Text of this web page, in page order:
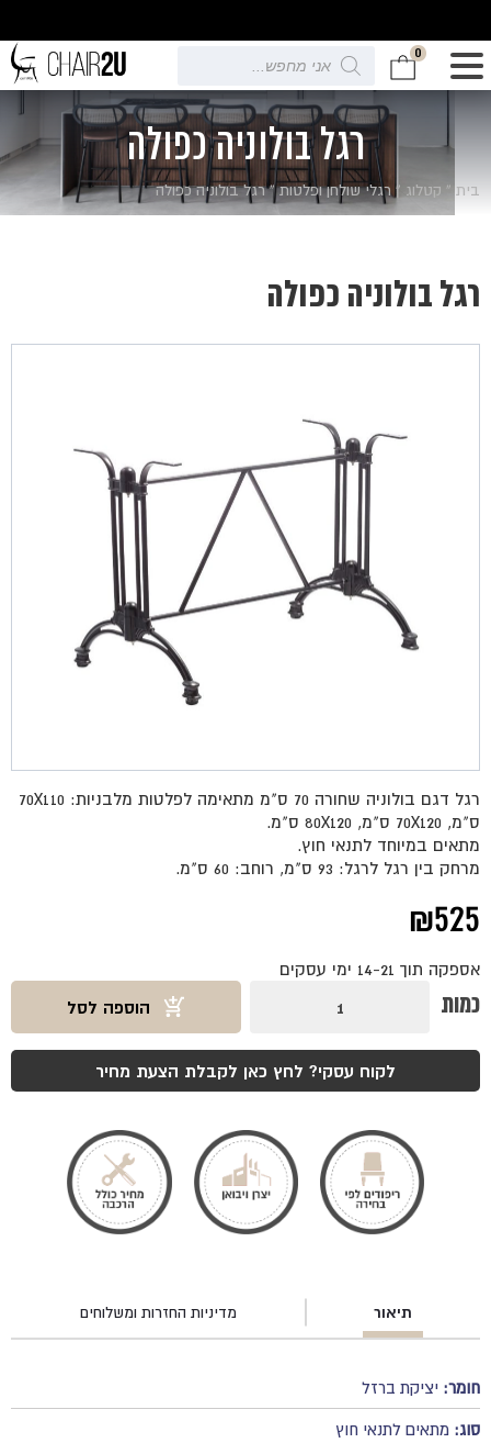
0
Products
search
רגל בולוניה כפולה
בית » קטלוג » רגלי שולחן ופלטות»רגל בולוניה כפולה
רגל דגם בולוניה שחורה 70 ס"מ מתאימה לפלטות מלבניות: 70X110
ס"מ, 70X120 ס"מ, 80X120 ס"מ.
מתאים במיוחד לתנאי חוץ.
מרחק בין רגל לרגל: 93 ס"מ, רוחב: 60 ס"מ.
₪525
אספקה תוך 14-21 ימי עסקים
כמות
בולוניה
כפולה
הוספה לסל
לקוח עסקי? לחץ כאן לקבלת הצעת מחיר
תיאור מדיניות החזרות ומשלוחים
חומר: יציקת ברזל
סוג: מתאים לתנאי חוץ
רגל בולוניה כפולה